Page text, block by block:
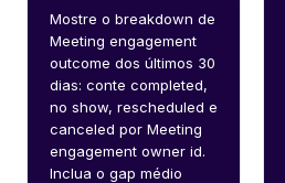
Mostre o breakdown de
Meeting engagement
outcome dos últimos 30
dias: conte completed,
no show, rescheduled e
canceled por Meeting
engagement owner id.
Inclua o gap médio